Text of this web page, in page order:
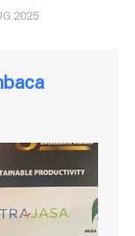
Ika
2025